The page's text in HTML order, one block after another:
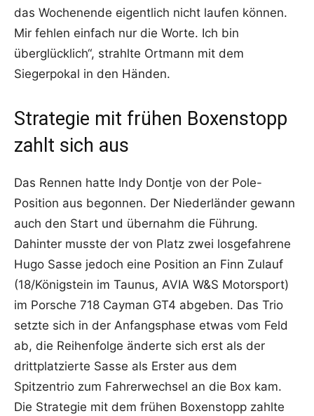
das Wochenende eigentlich nicht laufen können.
Mir fehlen einfach nur die Worte. Ich bin
überglücklich“, strahlte Ortmann mit dem
Siegerpokal in den Händen.
Strategie mit frühen Boxenstopp
zahlt sich aus
Das Rennen hatte Indy Dontje von der Pole-
Position aus begonnen. Der Niederländer gewann
auch den Start und übernahm die Führung.
Dahinter musste der von Platz zwei losgefahrene
Hugo Sasse jedoch eine Position an Finn Zulauf
(18/Königstein im Taunus, AVIA W&S Motorsport)
im Porsche 718 Cayman GT4 abgeben. Das Trio
setzte sich in der Anfangsphase etwas vom Feld
ab, die Reihenfolge änderte sich erst als der
drittplatzierte Sasse als Erster aus dem
Spitzentrio zum Fahrerwechsel an die Box kam.
Die Strategie mit dem frühen Boxenstopp zahlte